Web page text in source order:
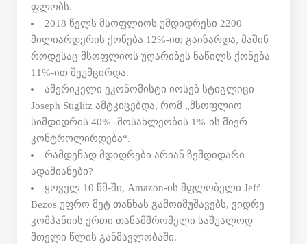
ფლობს.
2018 წელს მსოფლიოს უმდიდრესი 2200
მილიარდერის ქონება 12%-ით გაიზარდა, მაშინ
როდესაც მსოფლიოს უღარიბეს ნაწილს ქონება
11%-ით შეუმცირდა.
ამერიკელი ეკონომისტი იოსებ სტიგლიცი
Joseph Stiglitz ამტკიცებდა, რომ „მსოფლიო
სიმდიდრის 40% -მოსახლეობის 1%-ის მიერ
კონტროლირდება“.
რამდენად მდიდრები არიან ზემდიდარი
ადამიანები?
ყოველ 10 წმ-ში, Amazon-ის მფლობელი Jeff
Bezos უფრო მეტ თანხას გამოიმუშავებს, ვიდრე
კომპანიის ერთი თანამშრომელი საშუალოდ
მთელი წლის განმავლობაში.